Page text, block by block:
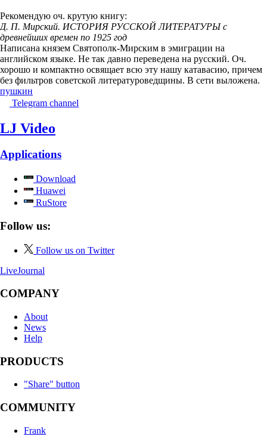
Рекомендую оч. крутую книгу:
Д. П. Мирский. ИСТОРИЯ РУССКОЙ ЛИТЕРАТУРЫ с
древнейших времен по 1925 год
Написана князем Святополк-Мирским в эмиграции на
английском языке. Не так давно переведена на русский. Оч.
хорошо и компактно освящает всю эту нашу катавасию, причем
без фильтров советской литературоведщины. В сети выложена.
пушкин
Telegram channel
LJ Video
Applications
Download
Huawei
RuStore
Follow us:
Follow us on Twitter
LiveJournal
COMPANY
About
News
Help
PRODUCTS
"Share" button
COMMUNITY
Frank